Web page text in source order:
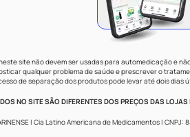
site não devem ser usadas para automedicação e
qualquer problema de saúde e prescrever o
de separação dos produtos pode levar até dois dias
NO SITE SÃO DIFERENTES DOS PREÇOS DAS
| Cia Latino Americana de Medicamentos |